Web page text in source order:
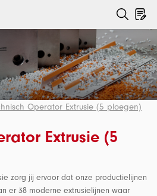
Operator Extrusie (5 ploegen)
Extrusie (5
zorg jij ervoor dat onze productielijnen
er 38 moderne extrusielijnen waar